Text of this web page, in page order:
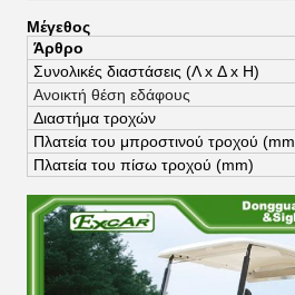
Μέγεθος
Άρθρο
Συνολικές διαστάσεις (Λ x Δ x Η)
Ανοικτή θέση εδάφους
Διαστήμα τροχών
Πλατεία του μπροστινού τροχού
Πλατεία του πίσω τροχού (mm)